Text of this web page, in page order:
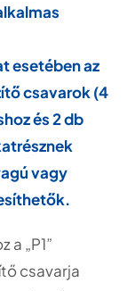
esetében az
csavarok (4
és 2 db
vagy
„P1”
csavarja